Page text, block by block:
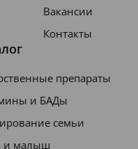
Вакансии
Контакты
препараты
и БАДы
семьи
и малыш